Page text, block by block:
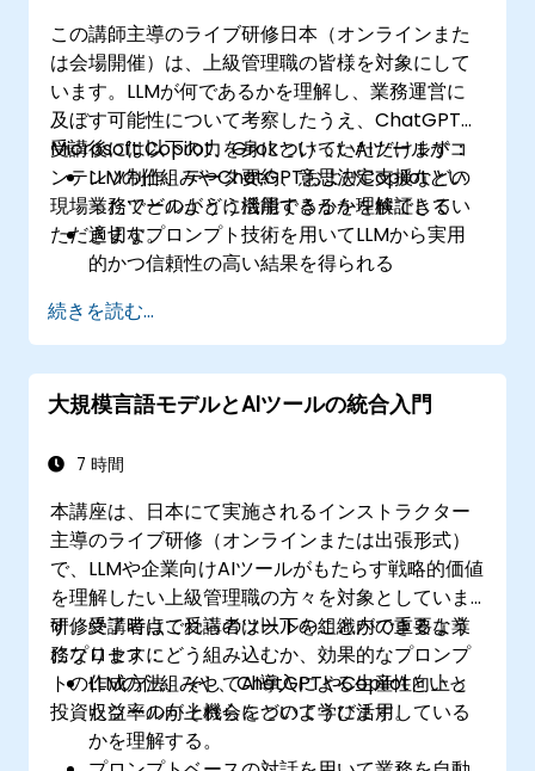
この講師主導のライブ研修日本（オンラインまた
は会場開催）は、上級管理職の皆様を対象にして
います。LLMが何であるかを理解し、業務運営に
及ぼす可能性について考察したうえ、ChatGPTや
Microsoft Copilot、GrokといったAIツールがコ
ンテンツ制作、データ要約、意思決定支援などの
現場業務でどのように活用できるかを検証してい
ただきます。
受講後には以下の力を身につけていただけます：
LLMの仕組みやChatGPTおよびCopilotとい
ったツールがどう機能するかを理解できる
適切なプロンプト技術を用いてLLMから実用
的かつ信頼性の高い結果を得られる
具体的な利用ケースを評価できる
AI導入における投資機会や戦略的活用法を見
極められる
続きを読む...
大規模言語モデルとAIツールの統合入門
7 時間
本講座は、日本にて実施されるインストラクター
主導のライブ研修（オンラインまたは出張形式）
で、LLMや企業向けAIツールがもたらす戦略的価値
を理解したい上級管理職の方々を対象としていま
す。受講者はこれらのツールを組織内の重要な業
務プロセスにどう組み込むか、効果的なプロンプ
トの作成方法、そしてAI導入による生産性向上と
投資収益率の向上機会について学びます。
研修終了時点で受講者は以下のことができるよう
になります：
LLMの仕組みや、ChatGPTやCopilotといっ
たツールがそれらをどのように活用している
かを理解する。